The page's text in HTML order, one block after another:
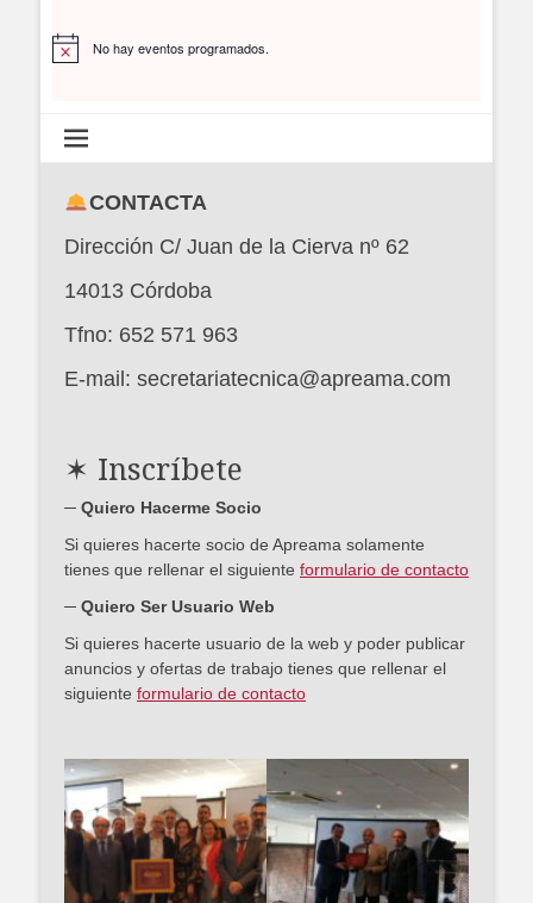
Aviso No hay eventos programados.
CONTACTA
Dirección C/ Juan de la Cierva nº 62
14013 Córdoba
Tfno: 652 571 963
E-mail: secretariatecnica@apreama.com
✶ Inscríbete
─ Quiero Hacerme Socio
Si quieres hacerte socio de Apreama solamente
tienes que rellenar el siguiente formulario de contacto
─ Quiero Ser Usuario Web
Si quieres hacerte usuario de la web y poder publicar
anuncios y ofertas de trabajo tienes que rellenar el
siguiente formulario de contacto